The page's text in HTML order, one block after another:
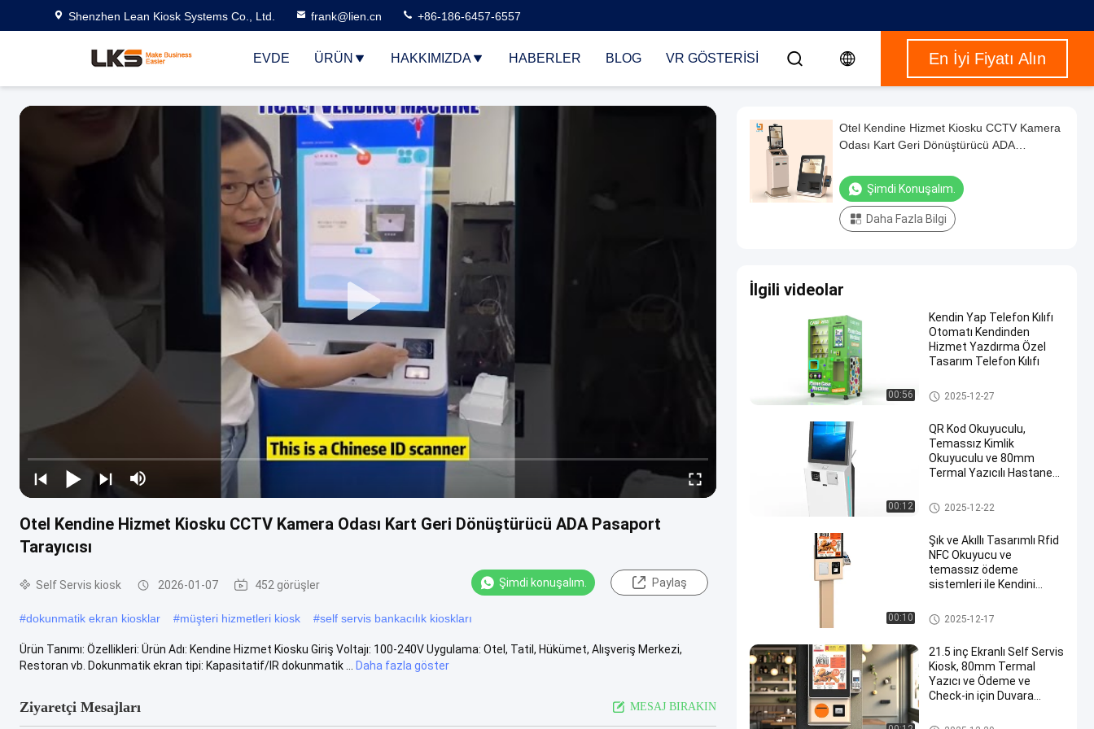
Shenzhen Lean Kiosk Systems Co., Ltd. frank@lien.cn +86-186-6457-6557
EVDE ÜRÜN HAKKIMIZDA HABERLER BLOG VR GÖSTERISI En İyi Fiyatı Alın
Otel Kendine Hizmet Kiosku CCTV Kamera Odası Kart Geri Dönüştürücü ADA Pasaport
Tarayıcısı
Self Servis kiosk 2026-01-07 452 görüşler Şimdi konuşalım. Paylaş
#dokunmatik ekran kiosklar #müşteri hizmetleri kiosk #self servis bankacılık kioskları
Ürün Tanımı: Özellikleri: Ürün Adı: Kendine Hizmet Kiosku Giriş Voltajı: 100-240V Uygulama: Otel, Tatil, Hükümet, Alışveriş Merkezi,
Restoran vb. Dokunmatik ekran tipi: Kapasitatif/IR dokunmatik ...
Daha fazla göster
Ziyaretçi Mesajları MESAJ BIRAKIN
Otel Kendine Hizmet Kiosku CCTV Kamera
Odası Kart Geri Dönüştürücü ADA
Şimdi Konuşalım.
Daha Fazla Bilgi
İlgili videolar
00:56
Kendin Yap Telefon Kılıfı
Otomatı Kendinden
Hizmet Yazdırma Özel
Tasarım Telefon Kılıfı
Self Servis kiosk
2025-12-27
00:12
QR Kod Okuyuculu,
Temassız Kimlik
Okuyuculu ve 80mm
Termal Yazıcılı Hastane
Self Servis kiosk
2025-12-22
00:10
Şık ve Akıllı Tasarımlı Rfid
NFC Okuyucu ve
temassız ödeme
sistemleri ile Kendini
Makinesi
Self Servis kiosk
2025-12-17
21.5 inç Ekranlı Self Servis
Kiosk, 80mm Termal
Yazıcı ve Ödeme ve
Check-in için Duvara
Self Servis kiosk